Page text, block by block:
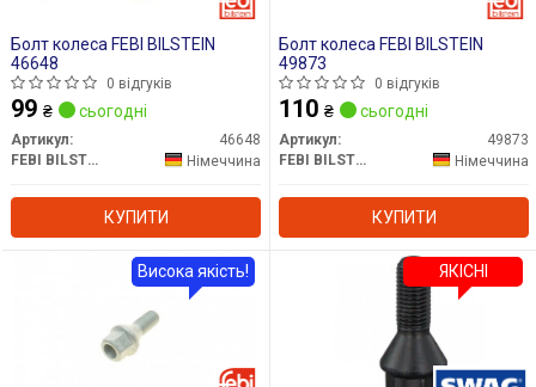
Болт колеса FEBI BILSTEIN
46648
0 відгуків
99 ₴ сьогодні
Артикул:
46648
FEBI BILSTEIN
Німеччина
КУПИТИ
Болт колеса FEBI BILSTEIN
49873
0 відгуків
110 ₴ сьогодні
Артикул:
49873
FEBI BILSTEIN
Німеччина
КУПИТИ
Висока якість! ЯКІСНІ